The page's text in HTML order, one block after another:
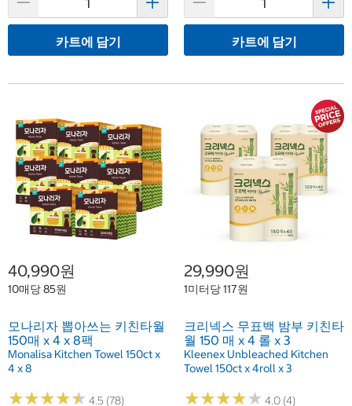
카트에 담기 카트에 담기
40,990원
10매당 85원
모나리자 뽑아쓰는 키친타월
150매 x 4 x 8팩
Monalisa Kitchen Towel 150ct x
4 x 8
★★★★★
★★★★★ 4.5 (78)
29,990원
1미터당 117원
크리넥스 무표백 밤부 키친타
월 150 매 x 4 롤 x 3
Kleenex Unbleached Kitchen
Towel 150ct x 4roll x 3
★★★★★
★★★★★ 4.0 (4)